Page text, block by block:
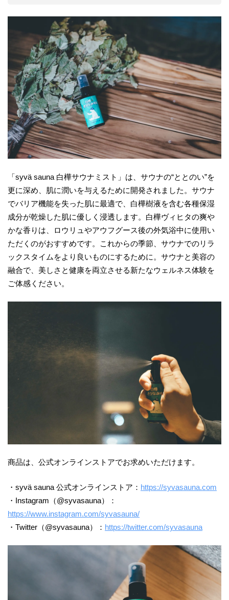
「syvä sauna 白樺サウナミスト」は、サウナの“ととのい”を
更に深め、肌に潤いを与えるために開発されました。サウナ
でバリア機能を失った肌に最適で、白樺樹液を含む各種保湿
成分が乾燥した肌に優しく浸透します。白樺ヴィヒタの爽や
かな香りは、ロウリュやアウフグース後の外気浴中に使用い
ただくのがおすすめです。これからの季節、サウナでのリラ
ックスタイムをより良いものにするために。サウナと美容の
融合で、美しさと健康を両立させる新たなウェルネス体験を
ご体感ください。
商品は、公式オンラインストアでお求めいただけます。
・syvä sauna 公式オンラインストア： https://syvasauna.com
・Instagram（@syvasauna）：
https://www.instagram.com/syvasauna/
・Twitter（@syvasauna）： https://twitter.com/syvasauna